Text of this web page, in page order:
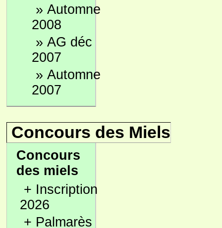
» Automne
2008
» AG déc
2007
» Automne
2007
Concours des Miels
Concours
des miels
+ Inscription
2026
+ Palmarès